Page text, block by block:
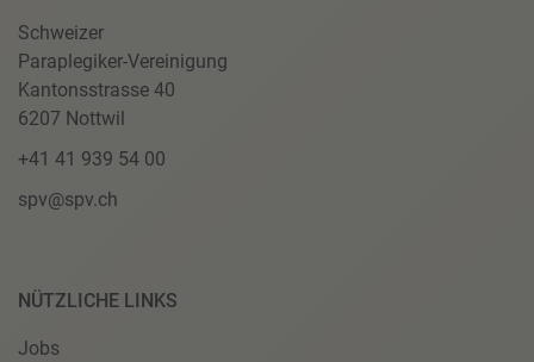
Schweizer
Paraplegiker-Vereinigung
Kantonsstrasse 40
6207 Nottwil
+41 41 939 54 00
spv@spv.ch
NÜTZLICHE LINKS
Jobs